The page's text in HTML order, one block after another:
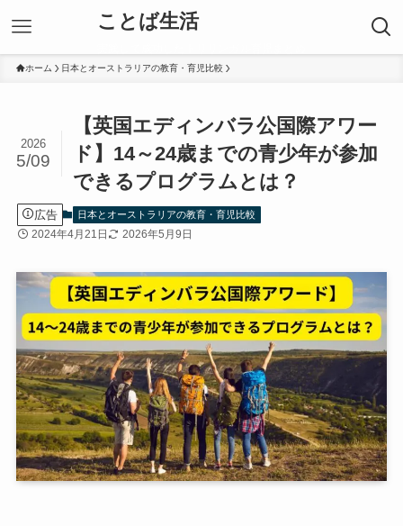
ことば生活
ホーム 日本とオーストラリアの教育・育児比較
【英国エディンバラ公国際アワー
ド】14～24歳までの青少年が参加
できるプログラムとは？
2026
5/09
広告 日本とオーストラリアの教育・育児比較
2024年4月21日 2026年5月9日